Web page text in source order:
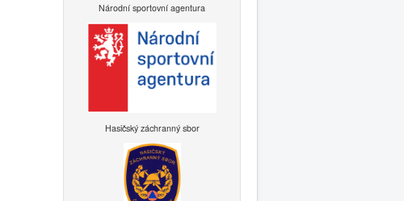
Národní sportovní agentura
Hasičský záchranný sbor